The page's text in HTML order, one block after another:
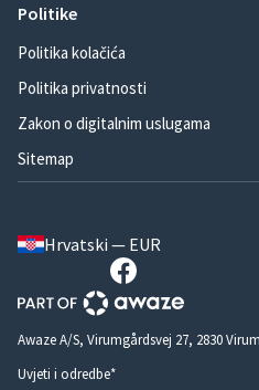
Politike
Politika kolačića
Politika privatnosti
Zakon o digitalnim uslugama
Sitemap
Hrvatski — EUR
Awaze A/S, Virumgårdsvej 27, 2830
Uvjeti i odredbe*